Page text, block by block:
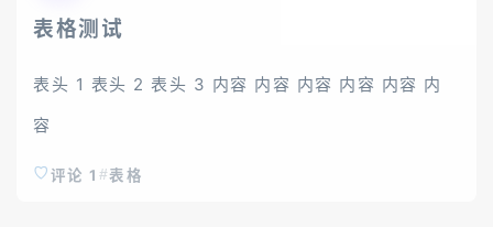
表格测试
表头 1 表头 2 表头 3 内容 内容 内容 内容 内容 内
容
评论 1 表格